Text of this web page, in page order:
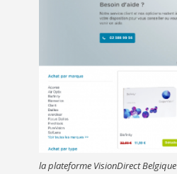
la plateforme VisionDirect Belgique